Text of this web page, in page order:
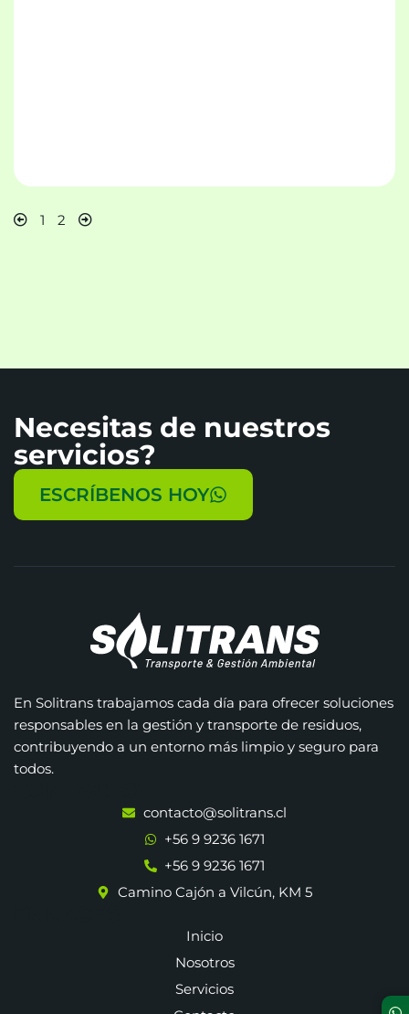
1 2
Necesitas de nuestros
servicios?
ESCRÍBENOS HOY
En Solitrans trabajamos cada día para ofrecer soluciones
responsables en la gestión y transporte de residuos,
contribuyendo a un entorno más limpio y seguro para
todos.
contacto@solitrans.cl
+56 9 9236 1671
+56 9 9236 1671
Camino Cajón a Vilcún, KM 5
Inicio
Nosotros
Servicios